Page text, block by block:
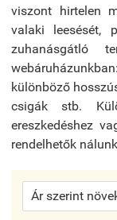
viszont hirtelen
valaki leesését,
zuhanásgátló
különböző
csigák stb.
ereszkedéshez
rendelhetők